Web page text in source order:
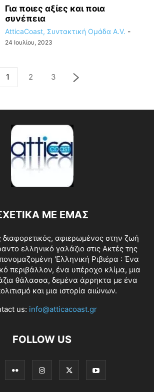
Για ποιες αξίες και ποια
συνέπεια
AtticaCoast, Συντακτική Ομάδα A.V. -
24 Ιουλίου, 2023
1 2 3
ΜΕ ΕΜΑΣ
διαφορετικός, αφιερωμένος στην ζωή
ελληνικό γαλάζιο στις Ακτές της
'Ελληνική Ριβιέρα : Ένα
περιβάλλον, ένα υπέροχο κλίμα, μια
θάλασσα, δεμένα άρρηκτα με ένα
και μια ιστορία αιώνων.
us: info@atticacoast.gr
FOLLOW US